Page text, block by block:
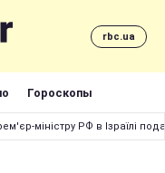
rbc.ua
Гороскопы
міністру РФ в Ізраїлі